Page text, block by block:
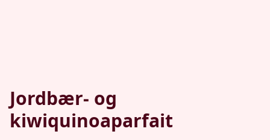
Jordbær- og
kiwiquinoaparfait